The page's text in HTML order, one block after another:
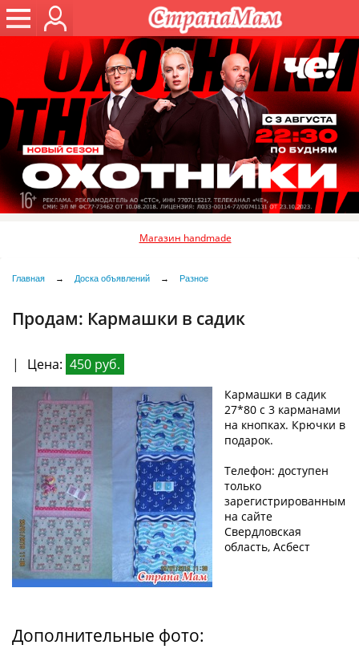
Магазин handmade
Главная → Доска объявлений → Разное
Продам: Кармашки в садик
| Цена: 450 руб.
Кармашки в садик
27*80 с 3 карманами
на кнопках. Крючки в
подарок.
Телефон: доступен
только
зарегистрированным
на сайте
Свердловская
область, Асбест
Дополнительные фото: